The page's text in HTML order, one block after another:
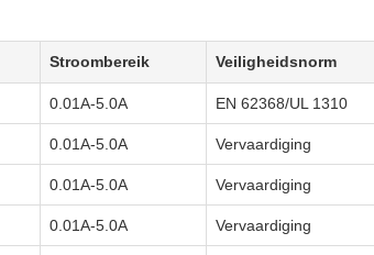
Stroombereik Veiligheidsnorm
0.01A-5.0A EN 62368/UL 1310
0.01A-5.0A Vervaardiging
0.01A-5.0A Vervaardiging
0.01A-5.0A Vervaardiging